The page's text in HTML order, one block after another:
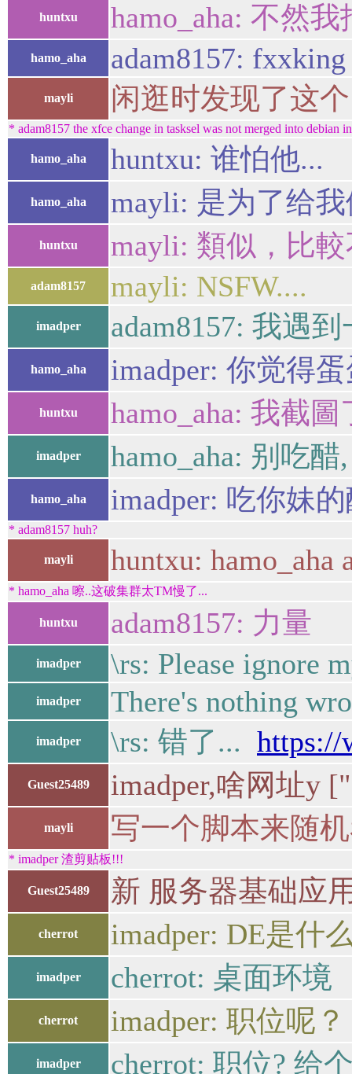
huntxu hamo_aha: 不然
hamo_aha adam8157: fxxking
mayli 闲逛时发现了这
* adam8157 the xfce change in tasksel was not merged into debian
hamo_aha huntxu: 谁怕他...
hamo_aha mayli: 是为了给
huntxu mayli: 類似，比
adam8157 mayli: NSFW....
imadper adam8157: 我遇
hamo_aha imadper: 你觉得
huntxu hamo_aha: 我截圖
imadper hamo_aha: 别吃
hamo_aha imadper: 吃你妹
* adam8157 huh?
mayli huntxu:
* hamo_aha 嚓..这破集群太TM慢了...
huntxu adam8157: 力量
imadper \rs: Please ignore
imadper There's nothing
imadper \rs: 错了... https://
Guest25489 imadper,啥网址y
mayli 写一个脚本来随
* imadper 渣剪贴板!!!
Guest25489 新 服务器基础应
cherrot imadper: DE是什
imadper cherrot: 桌面环境
cherrot imadper: 职位呢？
imadper cherrot: 职位? 给